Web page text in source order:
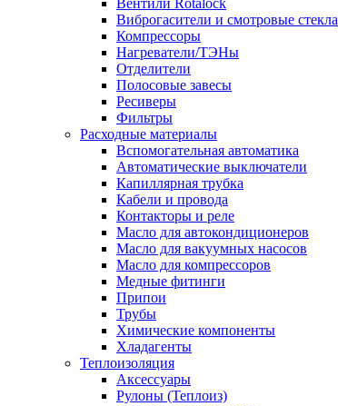
Вентили Rotalock
Виброгасители и смотровые стекла
Компрессоры
Нагреватели/ТЭНы
Отделители
Полосовые завесы
Ресиверы
Фильтры
Расходные материалы
Вспомогательная автоматика
Автоматические выключатели
Капиллярная трубка
Кабели и провода
Контакторы и реле
Масло для автокондиционеров
Масло для вакуумных насосов
Масло для компрессоров
Медные фитинги
Припои
Трубы
Химические компоненты
Хладагенты
Теплоизоляция
Аксессуары
Рулоны (Теплоиз)